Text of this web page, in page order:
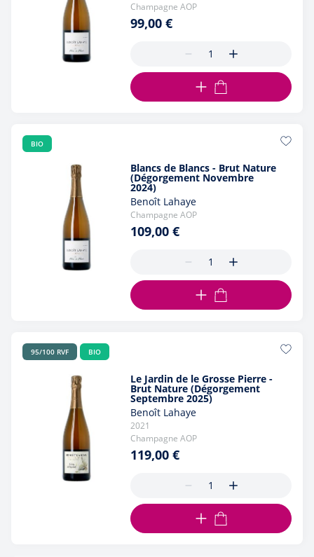
Champagne AOP
99,00 €
AJOUTER AU PANIER
BIO
Blancs de Blancs - Brut Nature
(Dégorgement Novembre
2024)
Benoît Lahaye
Champagne AOP
109,00 €
AJOUTER AU PANIER
95/100 RVF BIO
Le Jardin de le Grosse Pierre -
Brut Nature (Dégorgement
Septembre 2025)
Benoît Lahaye
2021
Champagne AOP
119,00 €
AJOUTER AU PANIER